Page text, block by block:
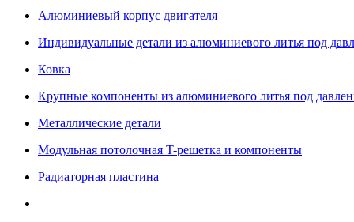
Алюминиевый корпус двигателя
Индивидуальные детали из алюминиевого литья под
Ковка
Крупные компоненты из алюминиевого литья под
Металлические детали
Модульная потолочная T-решетка и компоненты
Радиаторная пластина